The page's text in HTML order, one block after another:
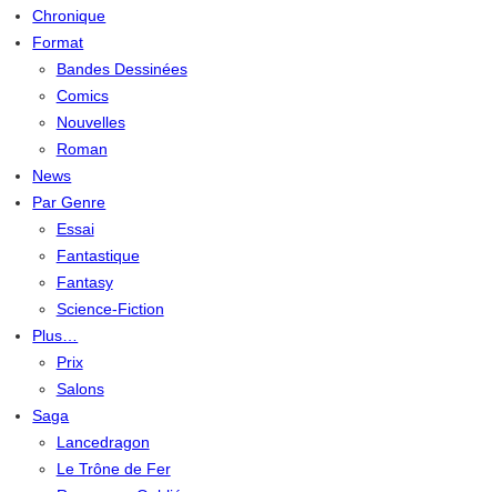
Chronique
Format
Bandes Dessinées
Comics
Nouvelles
Roman
News
Par Genre
Essai
Fantastique
Fantasy
Science-Fiction
Plus…
Prix
Salons
Saga
Lancedragon
Le Trône de Fer